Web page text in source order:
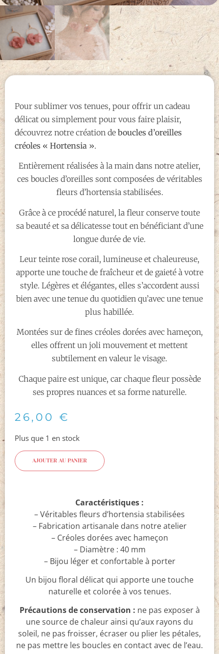
Pour sublimer vos tenues, pour offrir un cadeau
délicat ou simplement pour vous faire plaisir,
découvrez notre création de boucles d’oreilles
créoles « Hortensia ».
Entièrement réalisées à la main dans notre atelier,
ces boucles d’oreilles sont composées de véritables
fleurs d’hortensia stabilisées.
Grâce à ce procédé naturel, la fleur conserve toute
sa beauté et sa délicatesse tout en bénéficiant d’une
longue durée de vie.
Leur teinte rose corail, lumineuse et chaleureuse,
apporte une touche de fraîcheur et de gaieté à votre
style. Légères et élégantes, elles s’accordent aussi
bien avec une tenue du quotidien qu’avec une tenue
plus habillée.
Montées sur de fines créoles dorées avec hameçon,
elles offrent un joli mouvement et mettent
subtilement en valeur le visage.
Chaque paire est unique, car chaque fleur possède
ses propres nuances et sa forme naturelle.
26,00 €
Plus que 1 en stock
AJOUTER AU PANIER
Caractéristiques :
– Véritables fleurs d’hortensia stabilisées
– Fabrication artisanale dans notre atelier
– Créoles dorées avec hameçon
– Diamètre : 40 mm
– Bijou léger et confortable à porter
Un bijou floral délicat qui apporte une touche
naturelle et colorée à vos tenues.
Précautions de conservation : ne pas exposer à
une source de chaleur ainsi qu’aux rayons du
soleil, ne pas froisser, écraser ou plier les pétales,
ne pas mettre les boucles en contact avec de l’eau.